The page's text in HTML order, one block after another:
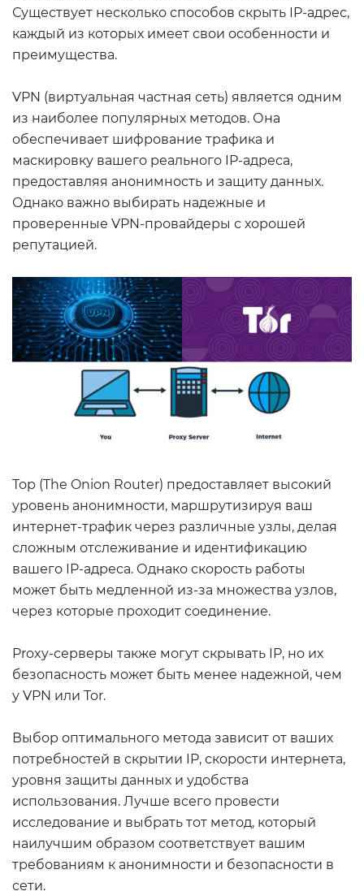
Существует несколько способов скрыть IP-адрес,
каждый из которых имеет свои особенности и
преимущества.
VPN (виртуальная частная сеть) является одним
из наиболее популярных методов. Она
обеспечивает шифрование трафика и
маскировку вашего реального IP-адреса,
предоставляя анонимность и защиту данных.
Однако важно выбирать надежные и
проверенные VPN-провайдеры с хорошей
репутацией.
Тор (The Onion Router) предоставляет высокий
уровень анонимности, маршрутизируя ваш
интернет-трафик через различные узлы, делая
сложным отслеживание и идентификацию
вашего IP-адреса. Однако скорость работы
может быть медленной из-за множества узлов,
через которые проходит соединение.
Proxy-серверы также могут скрывать IP, но их
безопасность может быть менее надежной, чем
у VPN или Tor.
Выбор оптимального метода зависит от ваших
потребностей в скрытии IP, скорости интернета,
уровня защиты данных и удобства
использования. Лучше всего провести
исследование и выбрать тот метод, который
наилучшим образом соответствует вашим
требованиям к анонимности и безопасности в
сети.